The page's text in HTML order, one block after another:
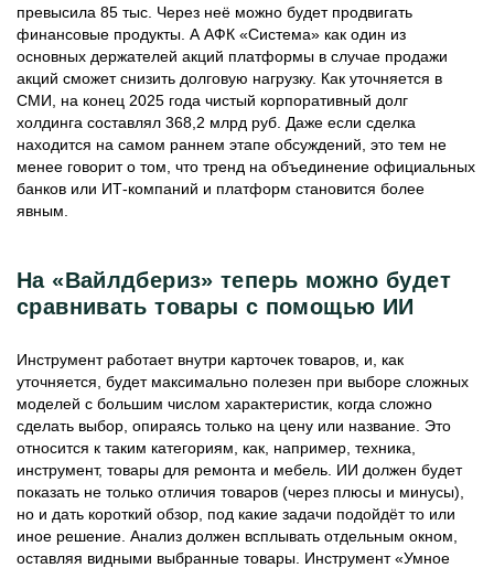
превысила 85 тыс. Через неё можно будет продвигать
финансовые продукты. А АФК «Система» как один из
основных держателей акций платформы в случае продажи
акций сможет снизить долговую нагрузку. Как уточняется в
СМИ, на конец 2025 года чистый корпоративный долг
холдинга составлял 368,2 млрд руб. Даже если сделка
находится на самом раннем этапе обсуждений, это тем не
менее говорит о том, что тренд на объединение официальных
банков или ИТ-компаний и платформ становится более
явным.
На «Вайлдбериз» теперь можно будет
сравнивать товары с помощью ИИ
Инструмент работает внутри карточек товаров, и, как
уточняется, будет максимально полезен при выборе сложных
моделей с большим числом характеристик, когда сложно
сделать выбор, опираясь только на цену или название. Это
относится к таким категориям, как, например, техника,
инструмент, товары для ремонта и мебель. ИИ должен будет
показать не только отличия товаров (через плюсы и минусы),
но и дать короткий обзор, под какие задачи подойдёт то или
иное решение. Анализ должен всплывать отдельным окном,
оставляя видными выбранные товары. Инструмент «Умное